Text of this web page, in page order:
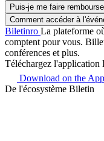
Puis-je me faire
Comment accéder à
Biletinro La plateforme
comptent pour vous.
conférences et plus.
Téléchargez l'application
Download on the
De l'écosystème Biletin